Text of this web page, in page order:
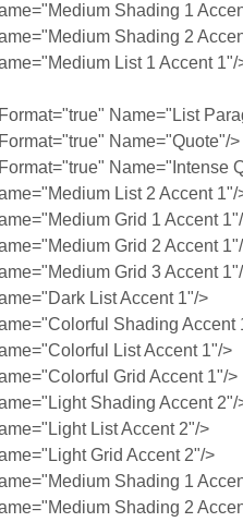
Shading 1
Shading 2
List 1 Accent 1"/
Name="List
Name="Quote"/>
Name="Intense
List 2 Accent 1"/
Grid 1 Accent
Grid 2 Accent
Grid 3 Accent
List Accent 1"/>
Shading Accent
List Accent 1"/>
Grid Accent 1"/>
Shading Accent 2"/
List Accent 2"/>
Grid Accent 2"/>
Shading 1
Shading 2